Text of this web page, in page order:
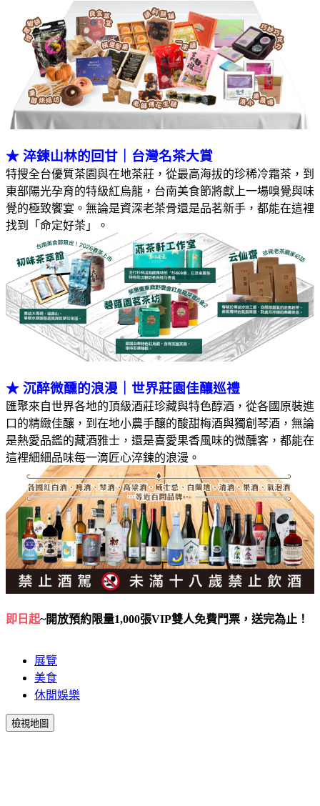
★ 淬鍊山林的回甘｜台灣名茶大賞
特搜全台優質茶園與在地茶莊，從最高海拔的珍稀冷霜茶，到
東部陽光孕育的特級紅烏龍，台南美食節將獻上一場嗅覺與味
覺的極致饗宴。無論是資深老茶骨還是品茗新手，都能在這裡
找到「命定好茶」
。
★ 沉醉微醺的浪漫｜世界莊園佳釀巡禮
匯聚來自世界各地的頂級酒莊珍藏與特色醇酒，從各國原裝進
口的精緻佳釀，到在地小農手釀的酸甜梅酒與獨創琴酒，無論
是熱愛品鑑的藏酒雅士，還是喜愛果香風味的微醺客，都能在
這裡細細品味每一滴匠心淬鍊的浪漫。
即日起~開放預約限量1,000張VIP雙人免費門票，送完為止！
展覽
美食
休閒娛樂
檢視地圖